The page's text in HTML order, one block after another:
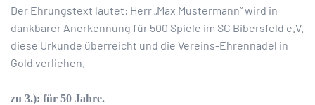
Der Ehrungstext lautet: Herr „Max Mustermann“ wird in
dankbarer Anerkennung für 500 Spiele im SC Bibersfeld e.V.
diese Urkunde überreicht und die Vereins-Ehrennadel in
Gold verliehen.
zu 3.): für 50 Jahre.